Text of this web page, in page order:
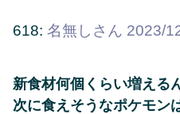
618: 名無しさん 2023/
新食材何個くらい増える
次に食えそうなポケモン